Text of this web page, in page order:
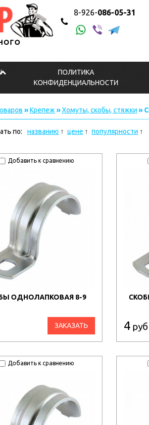
8-926-086-05-31
ПОЛИТИКА
КОНФИДЕНЦИАЛЬНОСТИ
»Крепеж »Хомуты, скобы, стяжки »
по: названию цене популярности
Добавить к сравнению
ОДНОЛАПКОВАЯ 8-9
ЗАКАЗАТЬ 4 руб
Добавить к сравнению